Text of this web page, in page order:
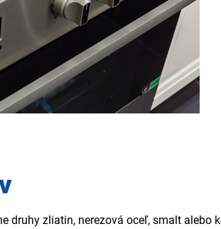
druhy zliatin, nerezová oceľ, smalt alebo